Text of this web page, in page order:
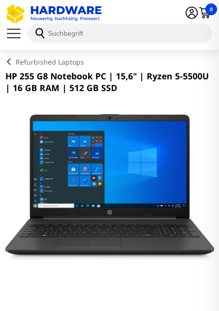
0
Refurbished Laptops
HP 255 G8 Notebook PC | 15,6" | Ryzen 5-5500U
| 16 GB RAM | 512 GB SSD
Schließen